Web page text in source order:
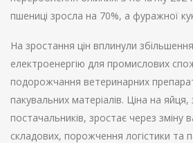
пшениці зросла на 70%, а фуражної
На зростання цін вплинули
електроенергію для промислових
подорожчання ветеринарних
пакувальних матеріалів. Ціна на
постачальників, зростає через зміну
складових, порожчення логістики та